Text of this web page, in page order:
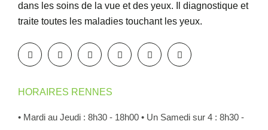
dans les soins de la vue et des yeux. Il diagnostique et
traite toutes les maladies touchant les yeux.
HORAIRES RENNES
• Mardi au Jeudi : 8h30 - 18h00 • Un Samedi sur 4 : 8h30 -